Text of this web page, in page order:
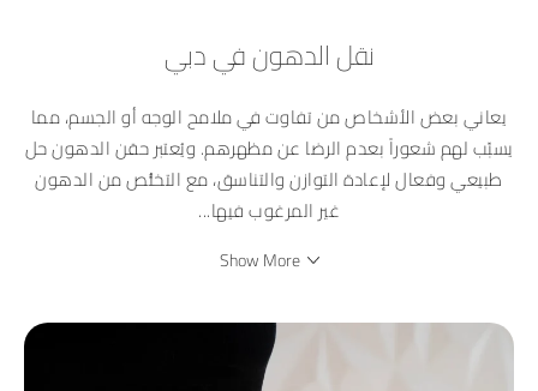
نقل الدهون في دبي
يعاني بعض الأشخاص من تفاوت في ملامح الوجه أو الجسم، مما
يسبّب لهم شعوراً بعدم الرضا عن مظهرهم. ويُعتبر حقن الدهون حل
طبيعي وفعال لإعادة التوازن والتناسق، مع التخلُّص من الدهون
غير المرغوب فيها...
Show More